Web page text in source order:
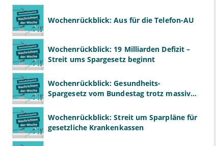
Wochenrückblick: Aus für die Telefon-AU
Wochenrückblick: 19 Milliarden Defizit –
Streit ums Spargesetz beginnt
Wochenrückblick: Gesundheits-
Spargesetz vom Bundestag trotz massiver
Wochenrückblick: Streit um Sparpläne für
gesetzliche Krankenkassen